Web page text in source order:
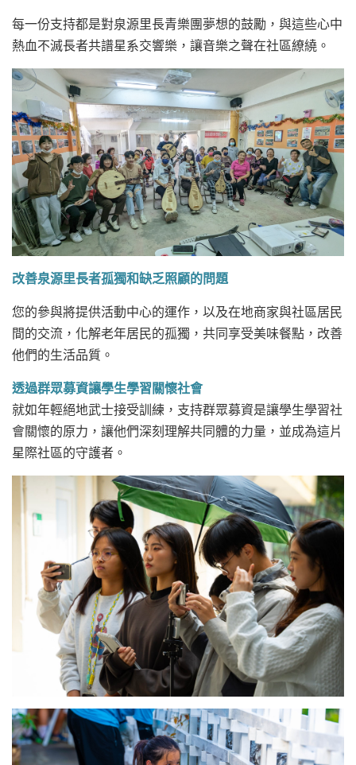
每一份支持都是對泉源里長青樂團夢想的鼓勵，與這些心中
熱血不滅長者共譜星系交響樂，讓音樂之聲在社區繚繞。
改善泉源里長者孤獨和缺乏照顧的問題
您的參與將提供活動中心的運作，以及在地商家與社區居民
間的交流，化解老年居民的孤獨，共同享受美味餐點，改善
他們的生活品質。
透過群眾募資讓學生學習關懷社會
就如年輕絕地武士接受訓練，支持群眾募資是讓學生學習社
會關懷的原力，讓他們深刻理解共同體的力量，並成為這片
星際社區的守護者。